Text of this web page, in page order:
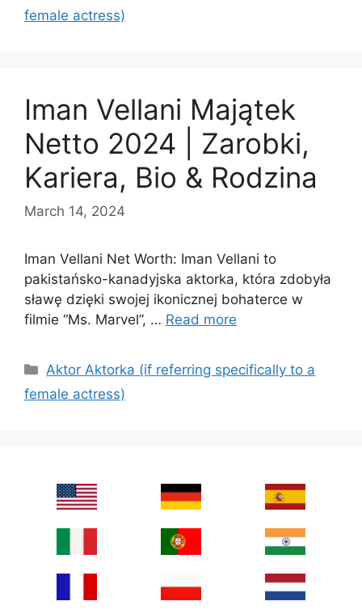
female actress)
Iman Vellani Majątek
Netto 2024 | Zarobki,
Kariera, Bio & Rodzina
March 14, 2024
Iman Vellani Net Worth: Iman Vellani to
pakistańsko-kanadyjska aktorka, która zdobyła
sławę dzięki swojej ikonicznej bohaterce w
filmie “Ms. Marvel”, … Read more
Categories
Aktor Aktorka (if referring specifically to a
female actress)